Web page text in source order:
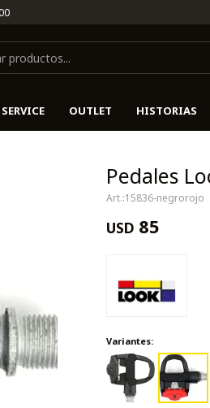
SERVICE OUTLET HISTORIAS
Pedales
15836-negrorojo
USD 85
Variantes: